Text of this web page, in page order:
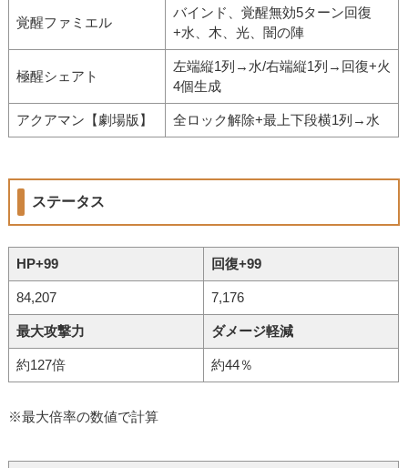
覚醒ファミエル
バインド、覚醒無効5ターン回復
+水、木、光、闇の陣
極醒シェアト
左端縦1列→水/右端縦1列→回復+火
4個生成
アクアマン【劇場版】 全ロック解除+最上下段横1列→水
ステータス
HP+99 回復+99
84,207 7,176
最大攻撃力 ダメージ軽減
約127倍 約44％
※最大倍率の数値で計算